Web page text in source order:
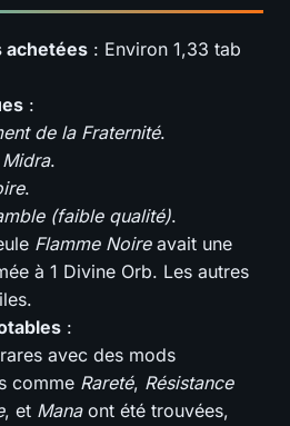
achetées : Environ 1,33 tab
:
de la Fraternité.
.
.
(faible qualité).
Flamme Noireavait une
à 1 Divine Orb. Les autres
:
avec des mods
comme Rareté, Résistance
, et Manaont été trouvées,